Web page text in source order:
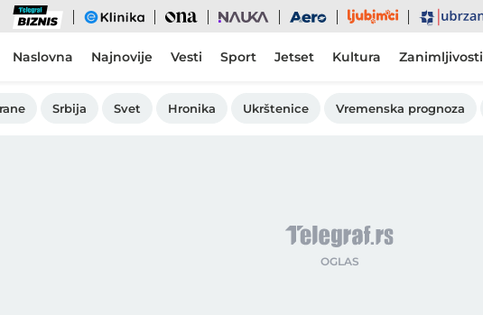
Biznis eKlinika Ona Nauka Aero Ljubimci Ubrzanje
Naslovna Najnovije Vesti Sport Jetset Kultura Zanimljivosti
Srbija Svet Hronika Ukrštenice Vremenska prognoza